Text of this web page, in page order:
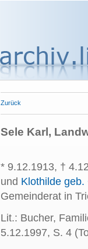
Zurück
Sele Karl,
* 9.12.1913, †
und Klothilde geb.
Gemeinderat in
Lit.: Bucher,
5.12.1997, S. 4